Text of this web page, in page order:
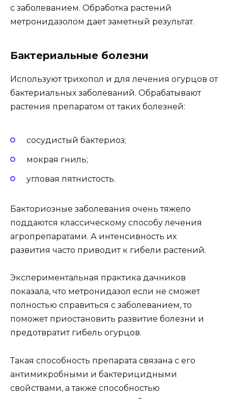
с заболеванием. Обработка растений
метронидазолом дает заметный результат.
Бактериальные болезни
Используют трихопол и для лечения огурцов от
бактериальных заболеваний. Обрабатывают
растения препаратом от таких болезней:
сосудистый бактериоз;
мокрая гниль;
угловая пятнистость.
Бакториозные заболевания очень тяжело
поддаются классическому способу лечения
агропрепаратами. А интенсивность их
развития часто приводит к гибели растений.
Экспериментальная практика дачников
показала, что метронидазол если не сможет
полностью справиться с заболеванием, то
поможет приостановить развитие болезни и
предотвратит гибель огурцов.
Такая способность препарата связана с его
антимикробными и бактерицидными
свойствами, а также способностью